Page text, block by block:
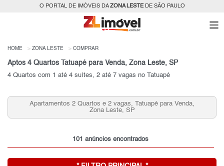
O PORTAL DE IMÓVEIS DAZONA LESTEDE SÃO PAULO
HOME ZONA LESTE COMPRAR
Aptos 4 Quartos Tatuapé para Venda, Zona Leste, SP
4 Quartos com 1 até 4 suítes, 2 até 7 vagas no Tatuapé
Apartamentos que Aceitam Permuta no Tatuapé, Zona
Leste, SP para Venda
101 anúncios encontrados